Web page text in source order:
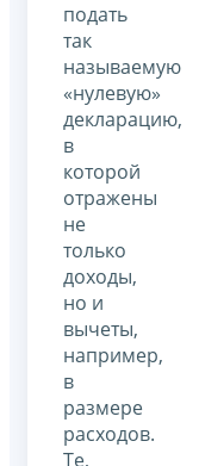
подать
так
называемую
«нулевую»
декларацию,
в
которой
отражены
не
только
доходы,
но и
вычеты,
например,
в
размере
расходов.
Те,